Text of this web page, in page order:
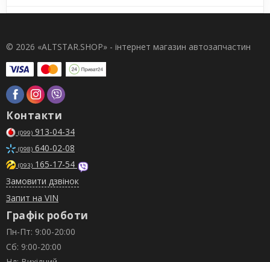
© 2026 «ALTSTAR.SHOP» - інтернет магазин автозапчастин
Контакти
(099) 913-04-34
(098) 640-02-08
(093) 165-17-54
Замовити дзвінок
Запит на VIN
Графік роботи
Пн-Пт: 9:00-20:00
Сб: 9:00-20:00